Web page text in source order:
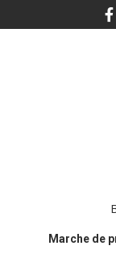
Marche de